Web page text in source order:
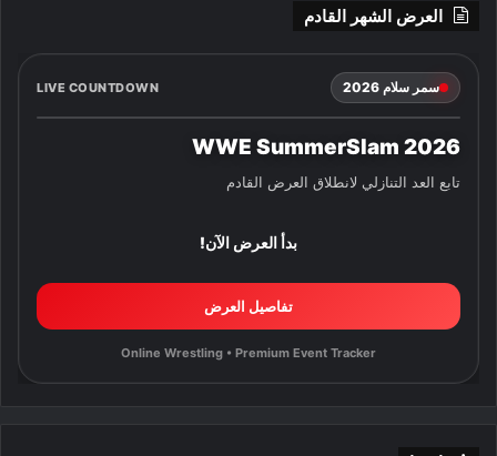
العرض الشهر القادم
سمر سلام 2026 LIVE COUNTDOWN
WWE SummerSlam 2026
تابع العد التنازلي لانطلاق العرض القادم
بدأ العرض الآن!
تفاصيل العرض
Online Wrestling • Premium Event Tracker